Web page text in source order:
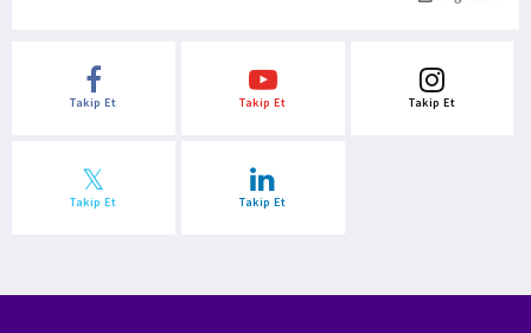
Takip Et Takip Et Takip Et
Takip Et Takip Et